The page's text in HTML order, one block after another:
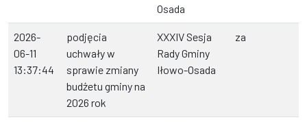
Osada
2026-
06-11
13:37:44
podjęcia
uchwały w
sprawie zmiany
budżetu gminy na
2026 rok
XXXIV Sesja
Rady Gminy
Iłowo-Osada
za